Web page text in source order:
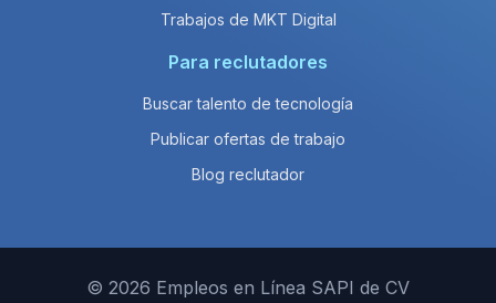
Trabajos de MKT Digital
Para reclutadores
Buscar talento de tecnología
Publicar ofertas de trabajo
Blog reclutador
© 2026 Empleos en Línea SAPI de CV